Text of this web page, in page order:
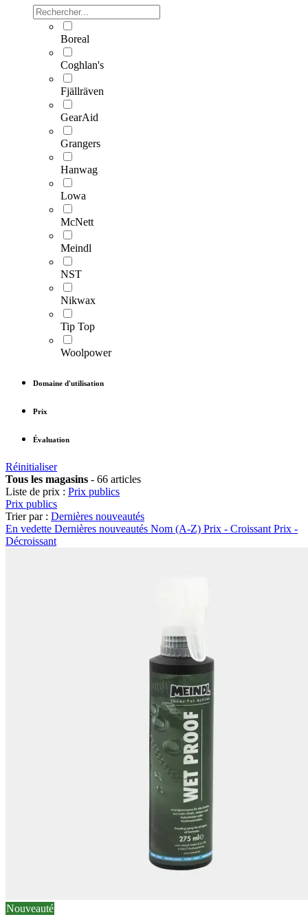
Boreal
Coghlan's
Fjällräven
GearAid
Grangers
Hanwag
Lowa
McNett
Meindl
NST
Nikwax
Tip Top
Woolpower
Domaine d'utilisation
Prix
Évaluation
Réinitialiser
Tous les magasins - 66 articles
Liste de prix : Prix publics
Prix publics
Trier par : Dernières nouveautés
En vedette Dernières nouveautés Nom (A-Z) Prix - Croissant Prix -
Décroissant
Nouveauté